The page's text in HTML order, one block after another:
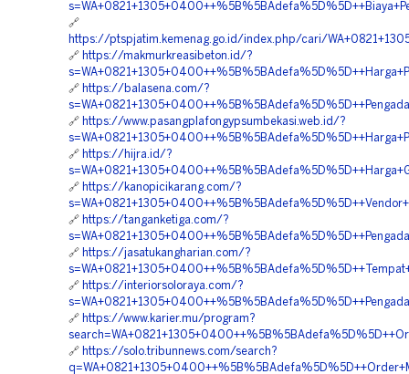
🔗
https://ptspjatim.kemenag.go.id/index.php/cari/
🔗 https://makmurkreasibeton.id/?
🔗 https://balasena.com/?
🔗 https://www.pasangplafongypsumbekasi.web.id/?
🔗 https://hijra.id/?
🔗 https://kanopicikarang.com/?
🔗 https://tanganketiga.com/?
🔗 https://jasatukangharian.com/?
🔗 https://interiorsoloraya.com/?
🔗 https://www.karier.mu/program?
🔗 https://solo.tribunnews.com/search?